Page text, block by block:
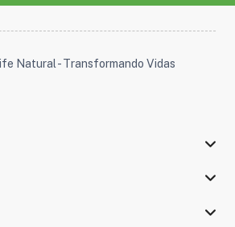
Natural - Transformando Vidas